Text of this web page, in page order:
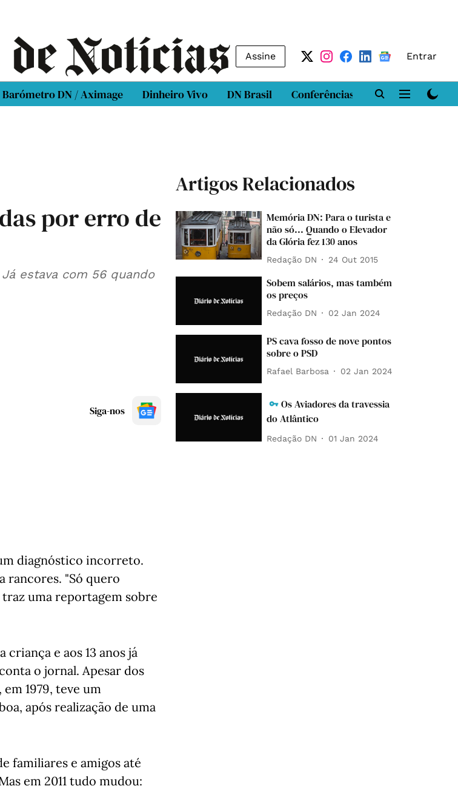
Assine Entrar
Barómetro DN / Aximage Dinheiro Vivo DN Brasil Conferências DN LAB
por erro de
estava com 56 quando
Siga-nos
diagnóstico incorreto.
rancores. "Só quero
traz uma reportagem sobre
e aos 13 anos já
o jornal. Apesar dos
1979, teve um
após realização de uma
familiares e amigos até
em 2011 tudo mudou:
Artigos Relacionados
Memória DN: Para o turista e
não só... Quando o Elevador
da Glória fez 130 anos
Redação DN 24 Out 2015
Sobem salários, mas também
os preços
Redação DN 02 Jan 2024
PS cava fosso de nove pontos
sobre o PSD
Rafael Barbosa 02 Jan 2024
Os Aviadores da travessia
do Atlântico
Redação DN 01 Jan 2024